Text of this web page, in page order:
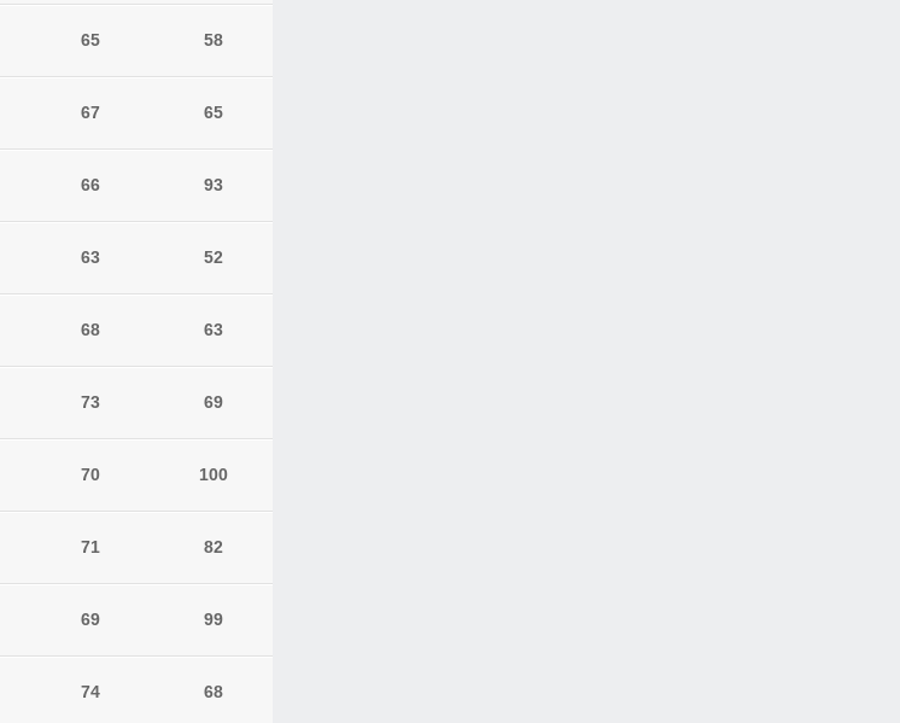
65 58
67 65
66 93
63 52
68 63
73 69
70 100
71 82
69 99
74 68